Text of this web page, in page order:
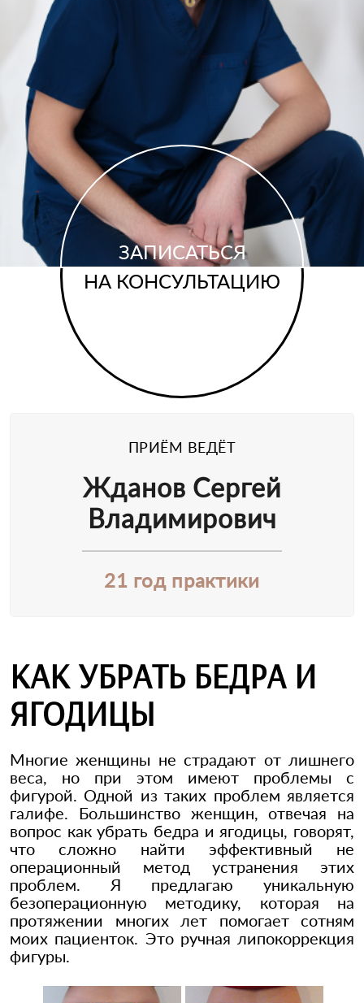
ЗАПИСАТЬСЯ
НА КОНСУЛЬТАЦИЮ
ПРИЁМ ВЕДЁТ
Жданов Сергей
Владимирович
21 год практики
КАК УБРАТЬ БЕДРА И
ЯГОДИЦЫ
Многие женщины не страдают от лишнего
веса, но при этом имеют проблемы с
фигурой. Одной из таких проблем является
галифе. Большинство женщин, отвечая на
вопрос как убрать бедра и ягодицы, говорят,
что сложно найти эффективный не
операционный метод устранения этих
проблем. Я предлагаю уникальную
безоперационную методику, которая на
протяжении многих лет помогает сотням
моих пациенток. Это ручная липокоррекция
фигуры.